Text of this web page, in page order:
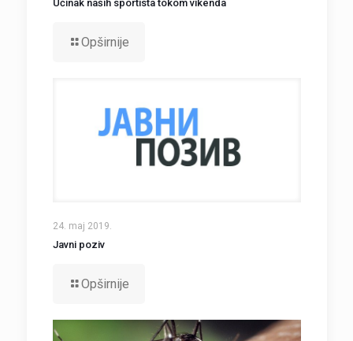
Učinak naših sportista tokom vikenda
Opširnije
24. maj 2019.
Javni poziv
Opširnije